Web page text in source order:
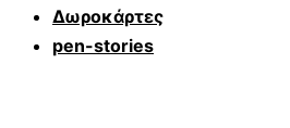
Δωροκάρτες
pen-stories